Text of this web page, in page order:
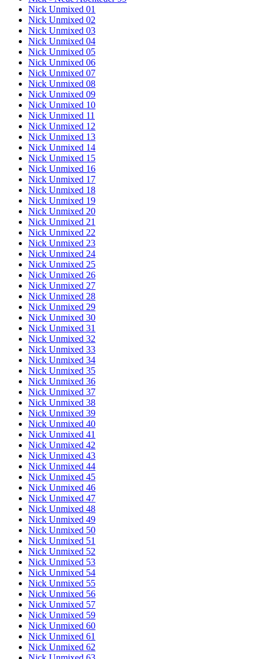
Nick Unmixed 01
Nick Unmixed 02
Nick Unmixed 03
Nick Unmixed 04
Nick Unmixed 05
Nick Unmixed 06
Nick Unmixed 07
Nick Unmixed 08
Nick Unmixed 09
Nick Unmixed 10
Nick Unmixed 11
Nick Unmixed 12
Nick Unmixed 13
Nick Unmixed 14
Nick Unmixed 15
Nick Unmixed 16
Nick Unmixed 17
Nick Unmixed 18
Nick Unmixed 19
Nick Unmixed 20
Nick Unmixed 21
Nick Unmixed 22
Nick Unmixed 23
Nick Unmixed 24
Nick Unmixed 25
Nick Unmixed 26
Nick Unmixed 27
Nick Unmixed 28
Nick Unmixed 29
Nick Unmixed 30
Nick Unmixed 31
Nick Unmixed 32
Nick Unmixed 33
Nick Unmixed 34
Nick Unmixed 35
Nick Unmixed 36
Nick Unmixed 37
Nick Unmixed 38
Nick Unmixed 39
Nick Unmixed 40
Nick Unmixed 41
Nick Unmixed 42
Nick Unmixed 43
Nick Unmixed 44
Nick Unmixed 45
Nick Unmixed 46
Nick Unmixed 47
Nick Unmixed 48
Nick Unmixed 49
Nick Unmixed 50
Nick Unmixed 51
Nick Unmixed 52
Nick Unmixed 53
Nick Unmixed 54
Nick Unmixed 55
Nick Unmixed 56
Nick Unmixed 57
Nick Unmixed 59
Nick Unmixed 60
Nick Unmixed 61
Nick Unmixed 62